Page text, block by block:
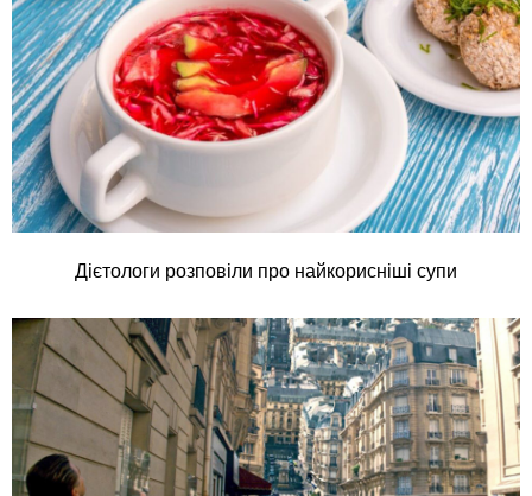
Дієтологи розповіли про найкорисніші супи